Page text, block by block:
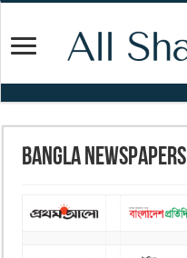
Bangla Newspapers